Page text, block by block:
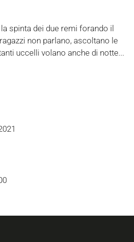
spinta dei due remi forando il
non parlano, ascoltano le
uccelli volano anche di notte...